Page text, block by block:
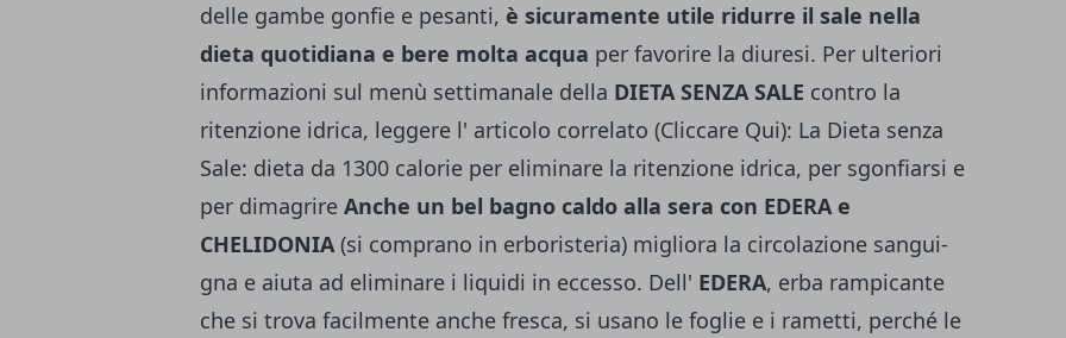
delle gambe gonfie e pesanti, è sicuramente utile ridurre il sale nella
dieta quotidiana e bere molta acqua per favorire la diuresi. Per ulteriori
informazioni sul menù settimanale della DIETA SENZA SALE contro la
ritenzione idrica, leggere l' articolo correlato (Cliccare Qui): La Dieta senza
Sale: dieta da 1300 calorie per eliminare la ritenzione idrica, per sgonfiarsi e
per dimagrire Anche un bel bagno caldo alla sera con EDERA e
CHELIDONIA(si comprano in erboristeria) migliora la circolazione sangui­
gna e aiuta ad eliminare i liquidi in eccesso. Dell' EDERA, erba ram­picante
che si trova facilmente anche fresca, si usano le foglie e i rametti, perché le